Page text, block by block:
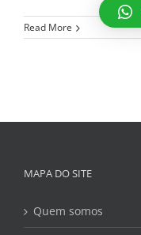
Read More
MAPA DO SITE
Quem somos